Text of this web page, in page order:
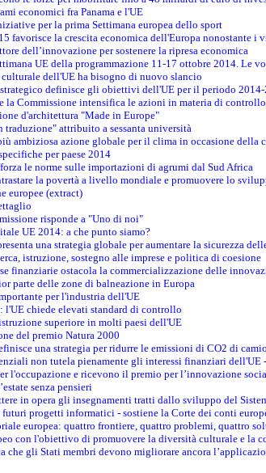
economici fra Panama e l'UE
per la prima Settimana europea dello sport
favorisce la crescita economica dell'Europa nonostante i
dell’innovazione per sostenere la ripresa economica
UE della programmazione 11-17 ottobre 2014. Le
dell'UE ha bisogno di nuovo slancio
definisce gli obiettivi dell'UE per il periodo
la Commissione intensifica le azioni in materia di controllo
d'architettura "Made in Europe"
attribuito a sessanta università
ambiziosa azione globale per il clima in occasione della
per paese 2014
le norme sulle importazioni di agrumi dal Sud Africa
la povertà a livello mondiale e promuovere lo
europee (extract)
risponde a "Uno di noi"
UE 2014: a che punto siamo?
una strategia globale per aumentare la sicurezza
istruzione, sostegno alle imprese e politica di coesione
finanziarie ostacola la commercializzazione delle
parte delle zone di balneazione in Europa
per l'industria dell'UE
l'UE chiede elevati standard di controllo
superiore in molti paesi dell'UE
del premio Natura 2000
una strategia per ridurre le emissioni di CO2 di
non tutela pienamente gli interessi finanziari dell'UE
l'occupazione e ricevono il premio per l’innovazione
senza pensieri
in opera gli insegnamenti tratti dallo sviluppo del
progetti informatici - sostiene la Corte dei conti
europea: quattro frontiere, quattro problemi, quattro
con l'obiettivo di promuovere la diversità culturale e la
che gli Stati membri devono migliorare ancora